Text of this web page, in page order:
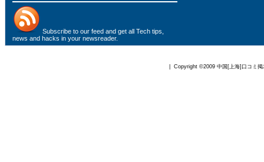
Subscribe to our feed and get all Tech tips,
news and hacks in your newsreader.
| Copyright ©2009 中国[上海]口コミ掲